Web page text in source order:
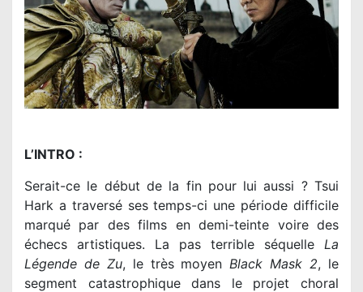
L’INTRO :
Serait-ce le début de la fin pour lui aussi ? Tsui
Hark a traversé ses temps-ci une période difficile
marqué par des films en demi-teinte voire des
échecs artistiques. La pas terrible séquelle La
Légende de Zu, le très moyen Black Mask 2, le
segment catastrophique dans le projet choral